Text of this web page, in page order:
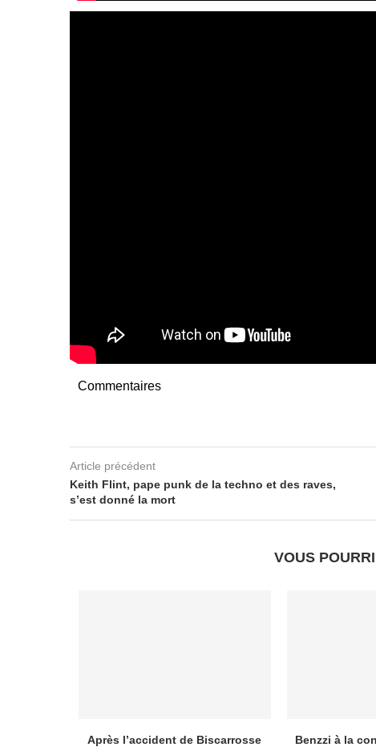
Commentaires
Article précédent
Keith Flint, pape punk de la techno et des raves,
s’est donné la mort
VOUS
Après l’accident de Biscarrosse Benzzi à la